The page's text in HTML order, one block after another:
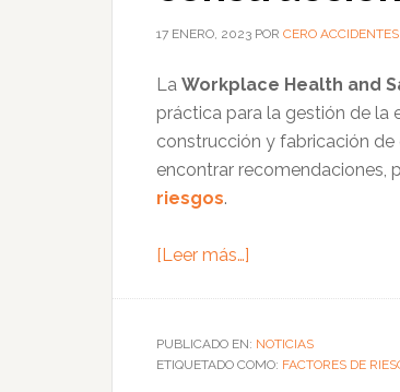
el
17 ENERO, 2023 POR CERO ACCIDENTES
La Workplace Health and
práctica para la gestión de la
construcción y fabricación
encontrar recomendaciones,
riesgos.
[Leer más…]
gestionar
la
PUBLICADO EN: NOTICIAS
ETIQUETADO COMO: FACTORES DE